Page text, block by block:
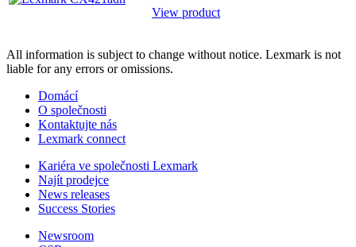
View product
All information is subject to change without notice. Lexmark is not
liable for any errors or omissions.
Domácí
O společnosti
Kontaktujte nás
Lexmark connect
Kariéra ve společnosti Lexmark
Najít prodejce
News releases
Success Stories
Newsroom